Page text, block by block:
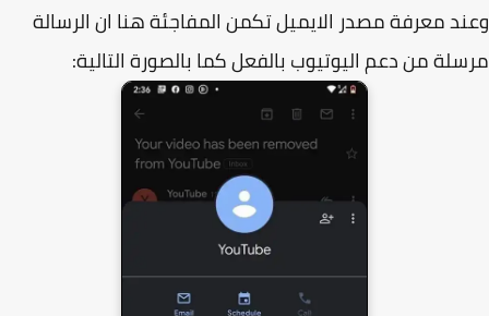
معرفة مصدر الايميل تكمن المفاجئة هنا ان الرسالة
من دعم اليوتيوب بالفعل كما بالصورة التالية: